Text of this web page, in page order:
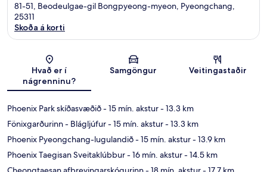
81-51, Beodeulgae-gil Bongpyeong-myeon, Pyeongchang,
25311
Skoða á korti
Hvað er í
nágrenninu?
Samgöngur Veitingastaðir
Phoenix Park skíðasvæðið- 15 mín. akstur- 13.3 km
Fönixgarðurinn - Blágljúfur- 15 mín. akstur- 13.3 km
Phoenix Pyeongchang-lugulandið- 15 mín. akstur- 13.9 km
Phoenix Taegisan Sveitaklúbbur- 16 mín. akstur- 14.5 km